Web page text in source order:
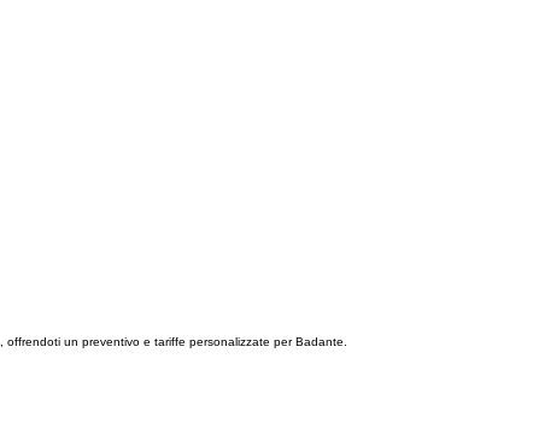
un preventivo e tariffe personalizzate per Badante.